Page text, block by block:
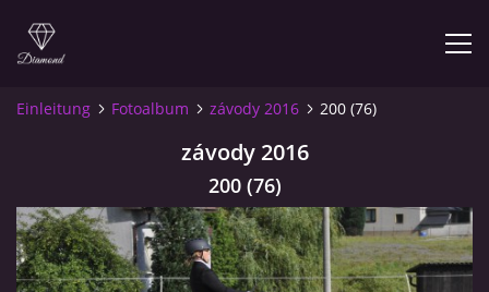
© 2026 eStránky.cz
Einleitung Fotoalbum závody 2016 200 (76)
závody 2016
200 (76)